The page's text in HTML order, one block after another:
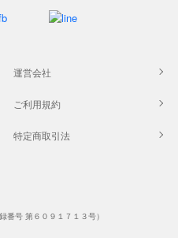
運営会社
ご利用規約
特定商取引法